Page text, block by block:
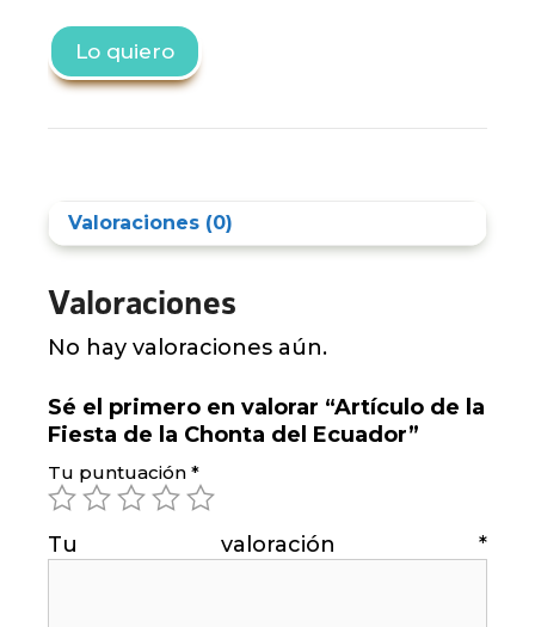
Lo quiero
Valoraciones (0)
Valoraciones
No hay valoraciones aún.
Sé el primero en valorar “Artículo de la
Fiesta de la Chonta del Ecuador”
Tu puntuación *
Tu valoración *